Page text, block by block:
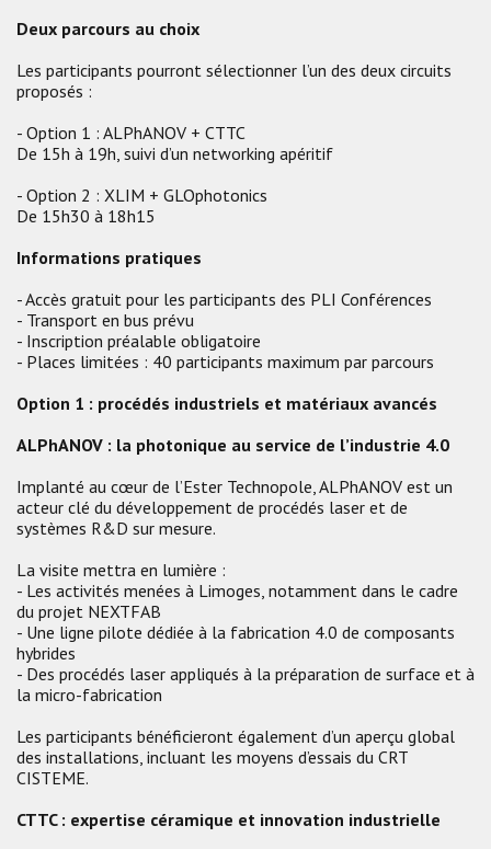
Deux parcours au choix
Les participants pourront sélectionner l’un des deux circuits
proposés :
- Option 1 : ALPhANOV + CTTC
De 15h à 19h, suivi d’un networking apéritif
- Option 2 : XLIM + GLOphotonics
De 15h30 à 18h15
Informations pratiques
- Accès gratuit pour les participants des PLI Conférences
- Transport en bus prévu
- Inscription préalable obligatoire
- Places limitées : 40 participants maximum par parcours
Option 1 : procédés industriels et matériaux avancés
ALPhANOV : la photonique au service de l’industrie 4.0
Implanté au cœur de l’Ester Technopole, ALPhANOV est un
acteur clé du développement de procédés laser et de
systèmes R&D sur mesure.
La visite mettra en lumière :
- Les activités menées à Limoges, notamment dans le cadre
du projet NEXTFAB
- Une ligne pilote dédiée à la fabrication 4.0 de composants
hybrides
- Des procédés laser appliqués à la préparation de surface et à
la micro-fabrication
Les participants bénéficieront également d’un aperçu global
des installations, incluant les moyens d’essais du CRT
CISTEME.
CTTC : expertise céramique et innovation industrielle